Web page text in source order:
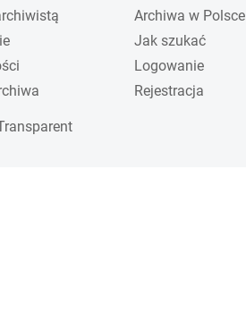
Archiwa w Polsce
Jak szukać
Logowanie
Rejestracja